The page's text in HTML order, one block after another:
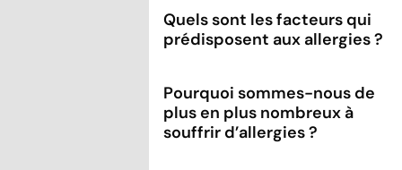
Quels sont les facteurs qui
prédisposent aux allergies ?
Pourquoi sommes-nous de
plus en plus nombreux à
souffrir d’allergies ?